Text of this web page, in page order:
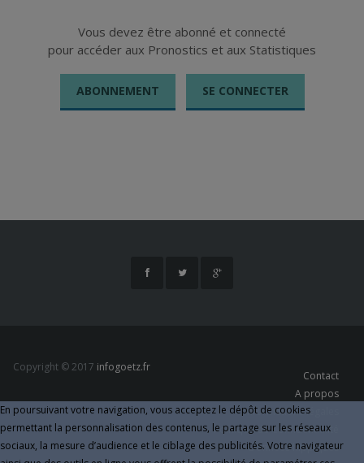
Vous devez être abonné et connecté
pour accéder aux Pronostics et aux Statistiques
ABONNEMENT SE CONNECTER
Copyright © 2017 infogoetz.fr
Contact
A propos
Informations légales
Politique de Confidentialité
Données hippiques
En poursuivant votre navigation, vous acceptez le dépôt de cookies
permettant la personnalisation des contenus, le partage sur les réseaux
sociaux, la mesure d’audience et le ciblage des publicités. Votre navigateur